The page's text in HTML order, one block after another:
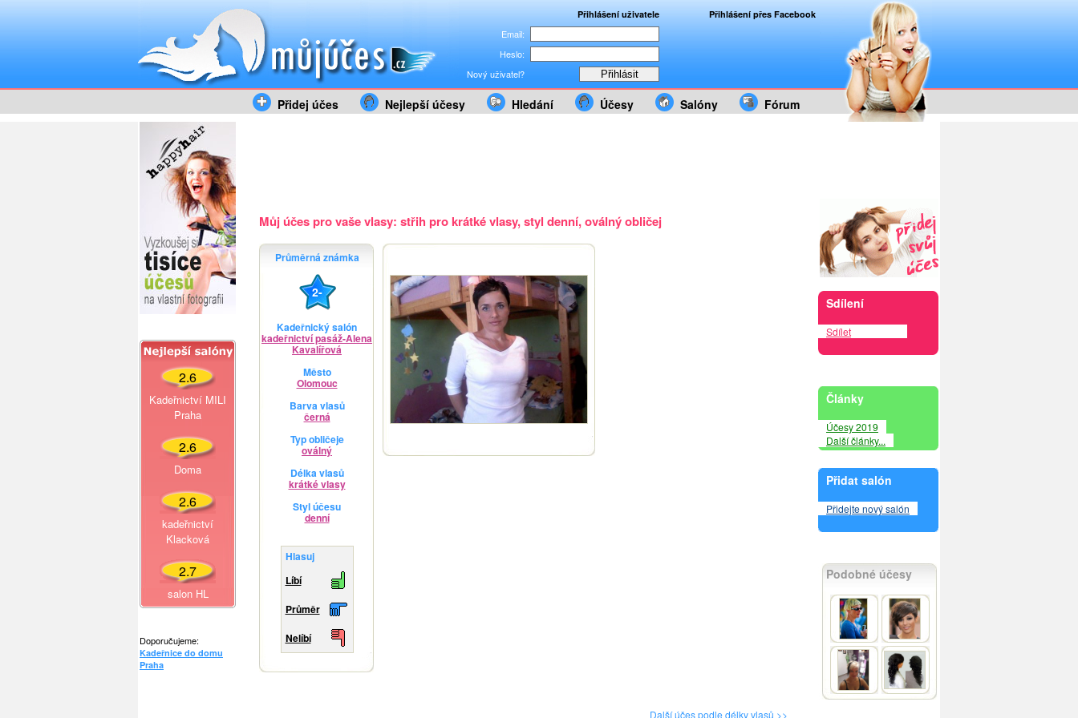
Přihlášení uživatele
Email:
Heslo:
Nový uživatel?
Přihlášení přes Facebook
Přidej účes Nejlepší účesy Hledání Účesy Salóny Fórum
2.6
Kadeřnictví MILI
Praha
2.6
Doma
2.6
kadeřnictví
Klacková
2.7
salon HL
Doporučujeme:
Kadeřnice do domu
Praha
Můj účes pro vaše vlasy: střih pro krátké vlasy, styl denní, oválný obličej
Průměrná známka
2-
Kadeřnický salón
kadeřnictví pasáž-Alena
Kavalířová
Město
Olomouc
Barva vlasů
černá
Typ obličeje
oválný
Délka vlasů
krátké vlasy
Styl účesu
denní
Hlasuj
Líbí
Průměr
Nelíbí
Další účes podle délky vlasů >>
Sdílení
Sdílet
Články
Účesy 2019
Další články...
Přidat salón
Přidejte nový salón
Podobné účesy